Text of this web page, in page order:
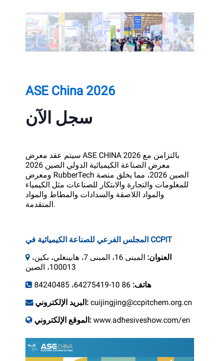
ASE China 2026
سجل الآن
سيتم عقد معرض ASE CHINA 2026 بالتزامن مع
معرض الصناعة الكيميائية الدولي الصين 2026
ومعرض RubberTech الصين 2026، مما يخلق منصة
للمعلومات والتجارة والابتكار للصناعات مثل الكيمياء
والمواد اللاصقة والسدادات والمطاط والمواد
المتقدمة.
المجلس الفرعي للصناعة الكيميائية في CCPIT
العنوان:
المبنى 16، المبنى 7، هابينغلي، بكين،
100013، الصين
هاتف: 86 10-64275419، 84240485
البريد الإلكتروني: cuijingjing@ccpitchem.org.cn
الموقع الإلكتروني:www.adhesiveshow.com/en